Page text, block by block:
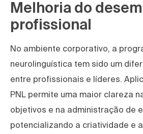
Melhoria do
profissional
No ambiente corporativo, a
neurolinguística tem sido um
entre profissionais e líderes.
PNL permite uma maior clareza
objetivos e na administração de
potencializando a criatividade e